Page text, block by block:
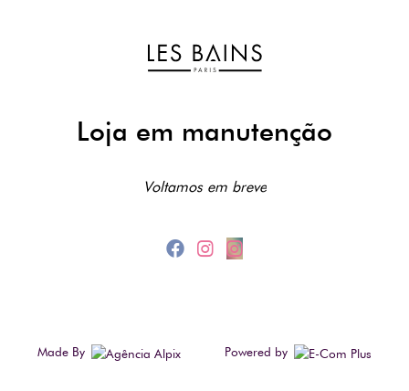
Loja em manutenção
Voltamos em breve
Made By Powered by